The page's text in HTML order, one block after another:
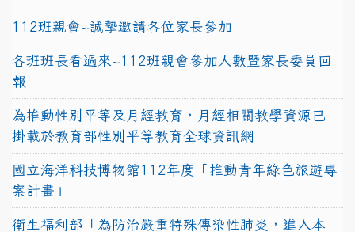
112班親會~誠摯邀請各位家長參加
各班班長看過來~112班親會參加人數暨家長委員回
報
為推動性別平等及月經教育，月經相關教學資源已
掛載於教育部性別平等教育全球資訊網
國立海洋科技博物館112年度「推動青年綠色旅遊專
案計畫」
衛生福利部「為防治嚴重特殊傳染性肺炎，進入本